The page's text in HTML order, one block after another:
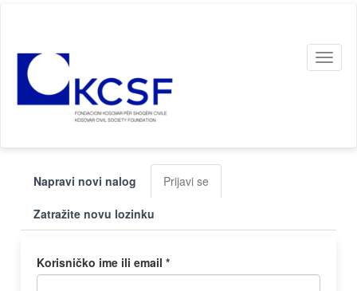
content
Toggle
Primarni
tabovi
Napravi novi nalog Prijavi se
tab)
Zatražite novu lozinku
Korisničko ime ili email*